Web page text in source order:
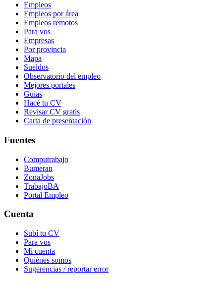
Empleos
Empleos por área
Empleos remotos
Para vos
Empresas
Por provincia
Mapa
Sueldos
Observatorio del empleo
Mejores portales
Guías
Hacé tu CV
Revisar CV gratis
Carta de presentación
Fuentes
Computrabajo
Bumeran
ZonaJobs
TrabajoBA
Portal Empleo
Cuenta
Subí tu CV
Para vos
Mi cuenta
Quiénes somos
Sugerencias / reportar error